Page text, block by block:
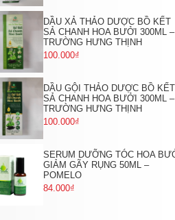
DẦU XẢ THẢO DƯỢC BỒ KẾT
SẢ CHANH HOA BƯỞI 300ML –
TRƯỜNG HƯNG THỊNH
100.000₫
DẦU GỘI THẢO DƯỢC BỒ KẾT
SẢ CHANH HOA BƯỞI 300ML –
TRƯỜNG HƯNG THỊNH
100.000₫
SERUM DƯỠNG TÓC HOA
GIẢM GÃY RỤNG 50ML –
POMELO
84.000₫